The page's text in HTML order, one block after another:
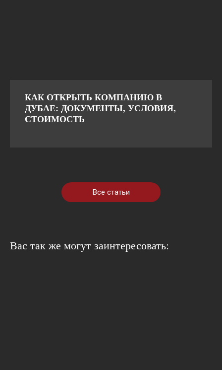
КАК ОТКРЫТЬ КОМПАНИЮ В
ДУБАЕ: ДОКУМЕНТЫ, УСЛОВИЯ,
СТОИМОСТЬ
Все статьи
Вас так же могут заинтересовать: